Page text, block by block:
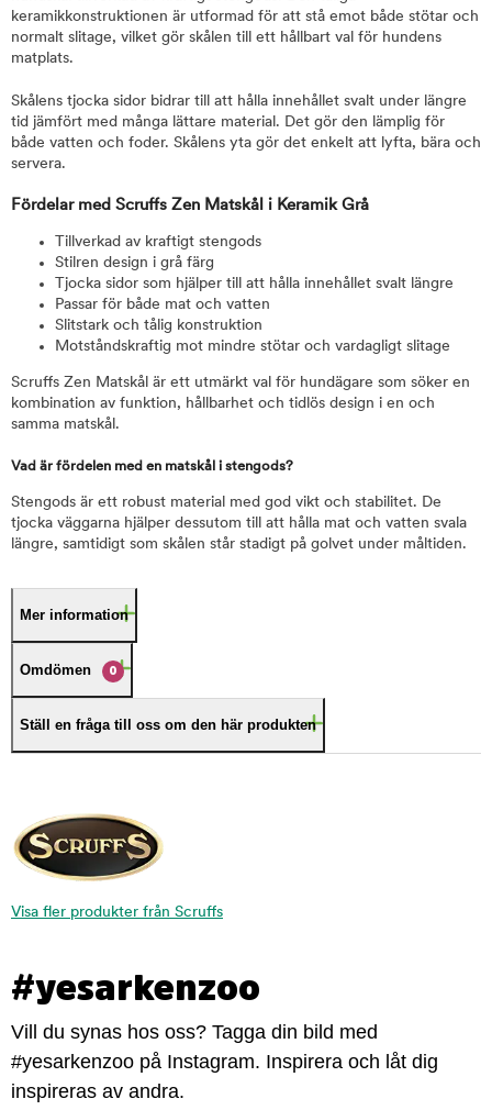
keramikkonstruktionen är utformad för att stå emot både stötar och
normalt slitage, vilket gör skålen till ett hållbart val för hundens
matplats.
Skålens tjocka sidor bidrar till att hålla innehållet svalt under längre
tid jämfört med många lättare material. Det gör den lämplig för
både vatten och foder. Skålens yta gör det enkelt att lyfta, bära och
servera.
Fördelar med Scruffs Zen Matskål i Keramik Grå
Tillverkad av kraftigt stengods
Stilren design i grå färg
Tjocka sidor som hjälper till att hålla innehållet svalt längre
Passar för både mat och vatten
Slitstark och tålig konstruktion
Motståndskraftig mot mindre stötar och vardagligt slitage
Scruffs Zen Matskål är ett utmärkt val för hundägare som söker en
kombination av funktion, hållbarhet och tidlös design i en och
samma matskål.
Vad är fördelen med en matskål i stengods?
Stengods är ett robust material med god vikt och stabilitet. De
tjocka väggarna hjälper dessutom till att hålla mat och vatten svala
längre, samtidigt som skålen står stadigt på golvet under måltiden.
Mer information
Omdömen 0
Ställ en fråga till oss om den här produkten
Visa fler produkter från Scruffs
#yesarkenzoo
Vill du synas hos oss? Tagga din bild med
#yesarkenzoo på Instagram. Inspirera och låt dig
inspireras av andra.